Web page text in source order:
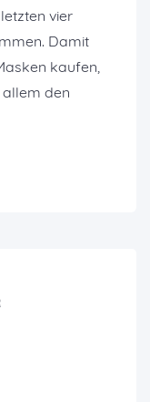
vier
Damit
kaufen,
den